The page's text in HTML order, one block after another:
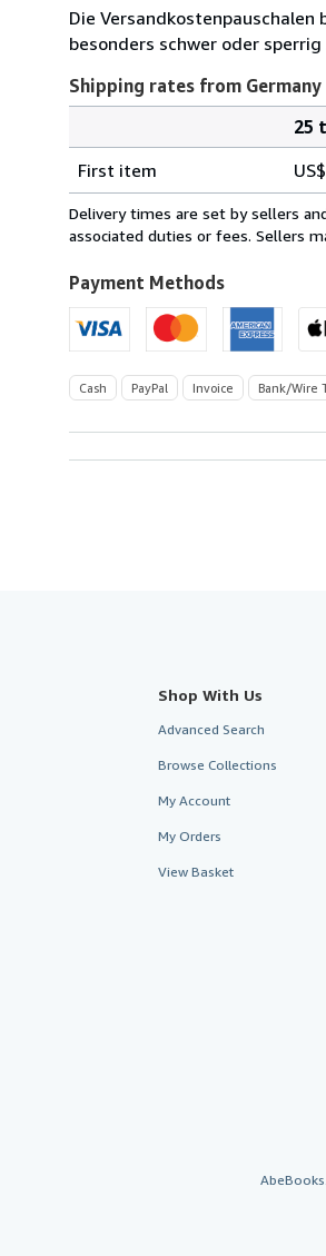
Die
besonders schwer oder
Shipping rates from Germany
rates
from
Germany
U.S.A.
25
First item
Delivery times are set by sellers
associated duties or fees. Sellers
Payment Methods
Cash PayPal Invoice Bank/Wire
Shop With Us
Advanced Search
Browse Collections
My Account
My Orders
View Basket